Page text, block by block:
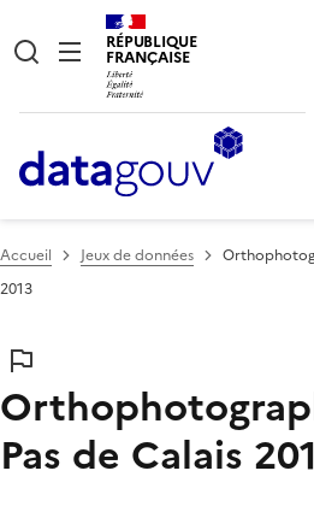
RÉPUBLIQUE
FRANÇAISE
Accueil Jeux de données
2013
Pas de Calais